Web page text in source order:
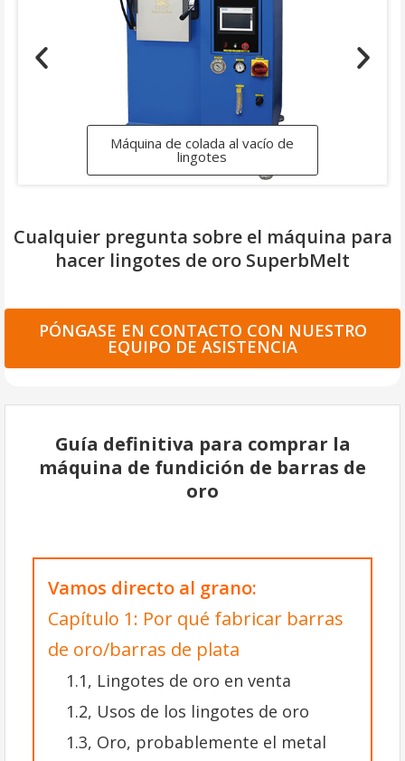
Mini juegos de fundición de
joyería al vacío
Cualquier pregunta sobre el máquina para
hacer lingotes de oro SuperbMelt
PÓNGASE EN CONTACTO CON NUESTRO
EQUIPO DE ASISTENCIA
Guía definitiva para comprar la
máquina de fundición de barras de
oro
Vamos directo al grano:
Capítulo 1: Por qué fabricar barras
de oro/barras de plata
1.1, Lingotes de oro en venta
1.2, Usos de los lingotes de oro
1.3, Oro, probablemente el metal